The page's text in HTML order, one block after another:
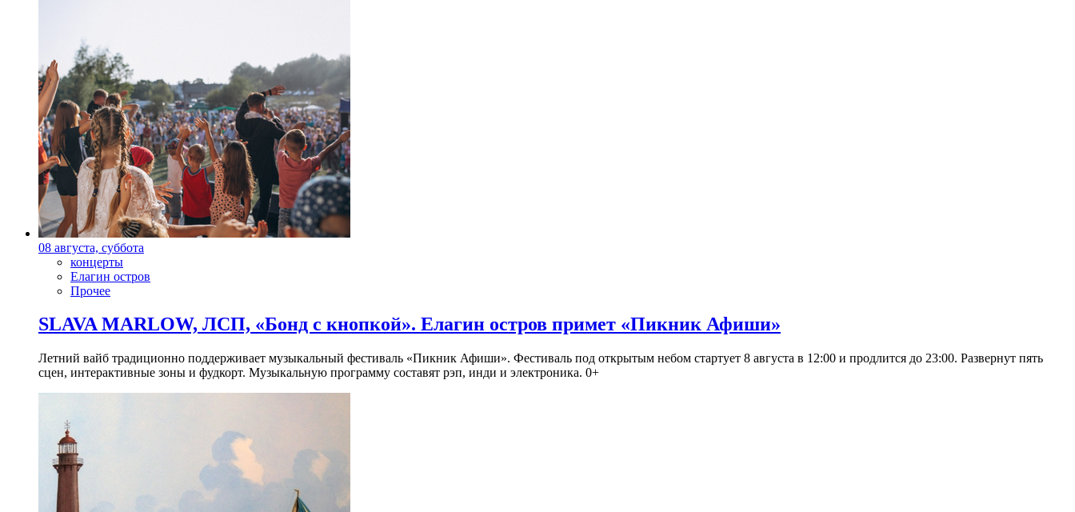
08 августа, суббота
концерты
Елагин остров
Прочее
SLAVA MARLOW, ЛСП, «Бонд с кнопкой». Елагин остров примет «Пикник Афиши»
Летний вайб традиционно поддерживает музыкальный фестиваль «Пикник Афиши». Фестиваль под открытым небом стартует 8 августа в 12:00 и продлится до 23:00. Развернут пять
сцен, интерактивные зоны и фудкорт. Музыкальную программу составят рэп, инди и электроника. 0+